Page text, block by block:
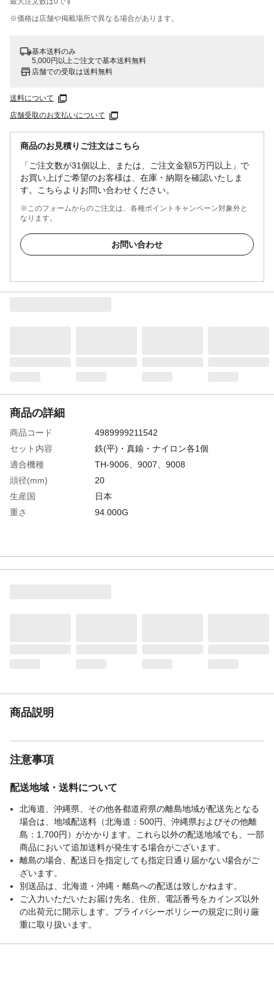
※価格は​店舗や​掲載場所で​異なる​場合が​あります。
基本送料のみ
5,000円以上ご注文で基本送料無料
店舗での受取は送料無料
送料について
店舗受取のお支払いについて
商品のお見積りご注文はこちら
「ご注文数が31個以上、または、ご注文金額5万円以上」で
お買い上げご希望のお客様は、在庫・納期を確認いたしま
す。こちらよりお問い合わせください。
※このフォームからのご注文は、各種ポイントキャンペーン対象外と
なります。
お問い合わせ
商品の詳細
商品コード
4989999211542
セット内容
鉄(平)・真鍮・ナイロン各1個
適合機種
TH-9006、9007、9008
頭径(mm)
20
生産国
日本
重さ
94.000G
商品説明
注意事項
配送地域・送料について
北海道、沖縄県、その他各都道府県の離島地域が配送先となる
場合は、地域配送料（北海道：500円、沖縄県およびその他離
島：1,700円）がかかります。これら以外の配送地域でも、一部
商品において追加送料が発生する場合がございます。
離島の場合、配送日を指定しても指定日通り届かない場合がご
ざいます。
別送品は、北海道・沖縄・離島への配送は致しかねます。
ご入力いただいたお届け先名、住所、電話番号をカインズ以外
の出荷元に開示します。プライバシーポリシーの規定に則り厳
重に取り扱います。